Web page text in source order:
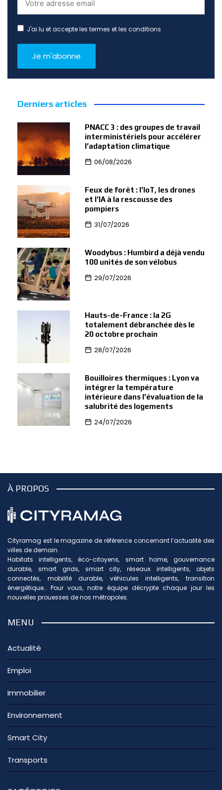
J'ai lu et accepte les termes et les conditions
Derniers articles
PNACC 3 : des groupes de travail
interministériels pour accélérer
l’adaptation climatique
06/08/2026
Feux de forêt : l’IoT, les drones
et l’IA à la rescousse des
pompiers
31/07/2026
Woodybus : Humbird a déjà vendu
100 unités de son vélobus
29/07/2026
Hauts-de-France : la 2G
totalement débranchée dès le
20 octobre prochain
28/07/2026
Bouilloires thermiques : Lyon va
intégrer la température
intérieure dans l’évaluation de la
salubrité des logements
24/07/2026
À PROPOS
Cityramag est le magazine de référence concernant l’actualité des
villes de demain.
Habitats intelligents, éco-citoyens, smart home, gouvernance
durable, smart grids, smart city, réseaux intelligents, objets
connectés, mobilité durable, véhicules intelligents, transition
énergétique… Pour vous, notre équipe décrypte chaque jour les
nouvelles prouesses de nos métropoles.
MENU
Actualité
Emploi
Immobilier
Environnement
Smart City
Transports